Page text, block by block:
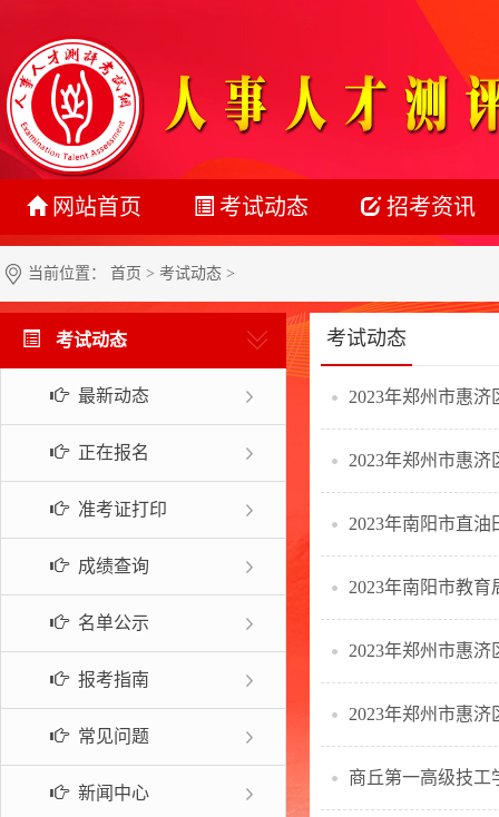
网站首页 考试动态
最新动态
正在报名
准考证打印
成绩查询
名单公示
常见问题
招考资讯
事业单位
教师系统
银行系统
社会招聘
校园招聘
当前位置： 首页 > 考试动态 >
考试动态
最新动态
正在报名
准考证打印
成绩查询
名单公示
报考指南
常见问题
新闻中心
考试动态
2023年郑州市惠
2023年郑州市惠
2023年南阳市直
2023年南阳市教
2023年郑州市惠
2023年郑州市惠
商丘第一高级技工